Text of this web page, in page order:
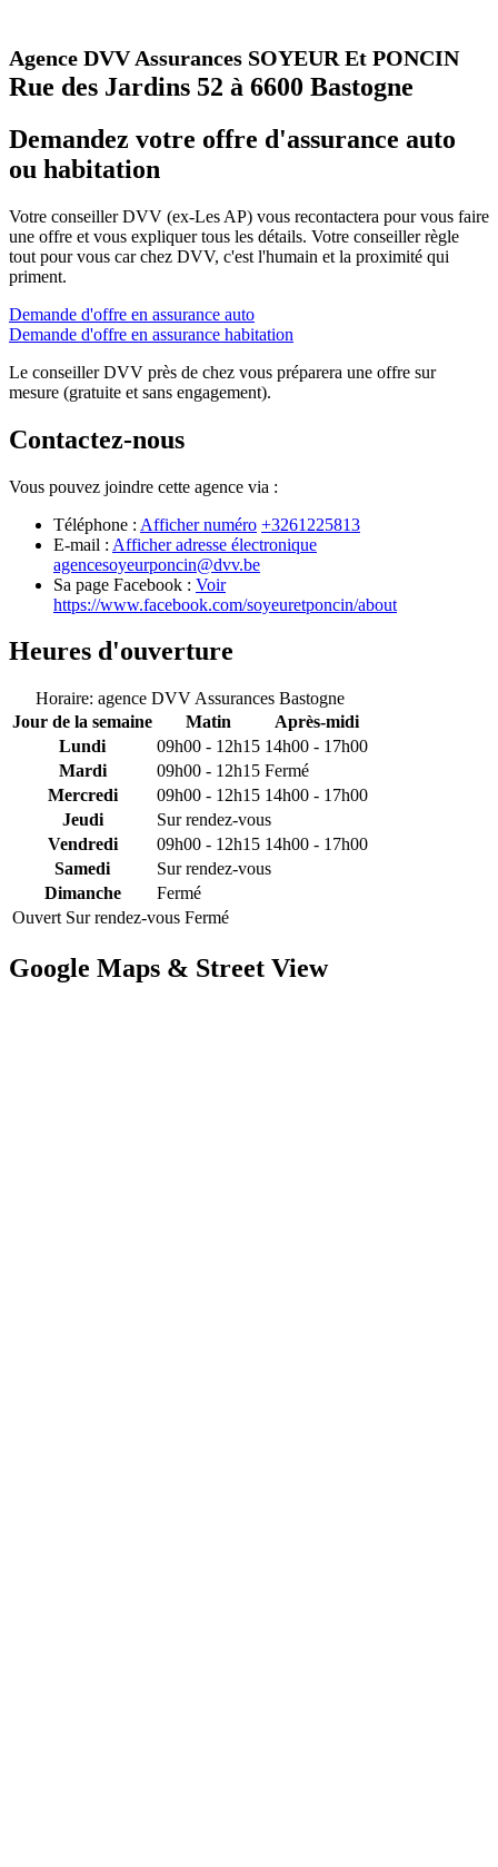
Agence DVV Assurances SOYEUR Et PONCIN
Rue des Jardins 52 à 6600 Bastogne
Demandez votre offre d'assurance auto
ou habitation
Votre conseiller DVV (ex-Les AP) vous recontactera pour vous faire
une offre et vous expliquer tous les détails. Votre conseiller règle
tout pour vous car chez DVV, c'est l'humain et la proximité qui
priment.
Demande d'offre en assurance auto
Demande d'offre en assurance habitation
Le conseiller DVV près de chez vous préparera une offre sur
mesure (gratuite et sans engagement).
Contactez-nous
Vous pouvez joindre cette agence via :
Téléphone : Afficher numéro +3261225813
E-mail : Afficher adresse électronique
agencesoyeurponcin@dvv.be
Sa page Facebook : Voir
https://www.facebook.com/soyeuretponcin/about
Heures d'ouverture
Horaire: agence DVV Assurances Bastogne
Jour de la semaine
Matin
Après-midi
Lundi
09h00 - 12h15 14h00 - 17h00
Mardi
09h00 - 12h15 Fermé
Mercredi
09h00 - 12h15 14h00 - 17h00
Jeudi
Sur rendez-vous
Vendredi
09h00 - 12h15 14h00 - 17h00
Samedi
Sur rendez-vous
Dimanche
Fermé
Ouvert Sur rendez-vous Fermé
Google Maps & Street View